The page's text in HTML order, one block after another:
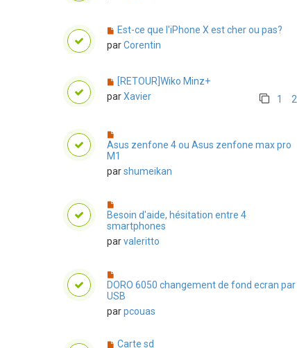
Est-ce que l'iPhone X est cher ou pas?
parCorentin
[RETOUR]Wiko Minz+
parXavier 1 2
Asus zenfone 4 ou Asus zenfone max pro
M1
parshumeikan
Besoin d'aide, hésitation entre 4
smartphones
parvaleritto
DORO 6050 changement de fond ecran par
USB
parpcouas
Carte sd